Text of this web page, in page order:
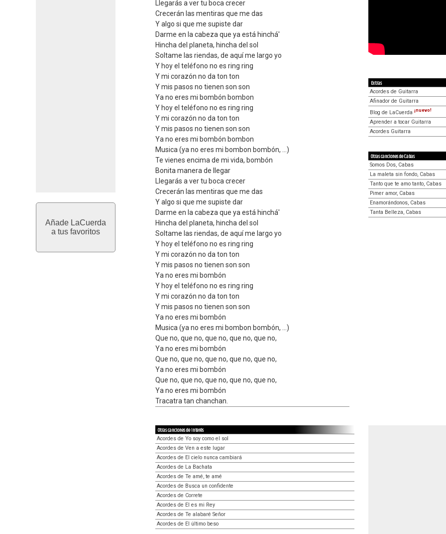
Añade LaCuerda
a tus favoritos
Llegarás a ver tu boca crecer
Crecerán las mentiras que me das
Y algo si que me supiste dar
Darme en la cabeza que ya está hinchá'
Hincha del planeta, hincha del sol
Soltame las riendas, de aquí me largo yo
Y hoy el teléfono no es ring ring
Y mi corazón no da ton ton
Y mis pasos no tienen son son
Ya no eres mi bombón bombon
Y hoy el teléfono no es ring ring
Y mi corazón no da ton ton
Y mis pasos no tienen son son
Ya no eres mi bombón bombon
Musica (ya no eres mi bombon bombón, ...)
Te vienes encima de mi vida, bombón
Bonita manera de llegar
Llegarás a ver tu boca crecer
Crecerán las mentiras que me das
Y algo si que me supiste dar
Darme en la cabeza que ya está hinchá'
Hincha del planeta, hincha del sol
Soltame las riendas, de aquí me largo yo
Y hoy el teléfono no es ring ring
Y mi corazón no da ton ton
Y mis pasos no tienen son son
Ya no eres mi bombón
Y hoy el teléfono no es ring ring
Y mi corazón no da ton ton
Y mis pasos no tienen son son
Ya no eres mi bombón
Musica (ya no eres mi bombon bombón, ...)
Que no, que no, que no, que no, que no,
Ya no eres mi bombón
Que no, que no, que no, que no, que no,
Ya no eres mi bombón
Que no, que no, que no, que no, que no,
Ya no eres mi bombón
Tracatra tan chanchan.
Extras
Acordes de Guitarra
Afinador de Guitarra
Blog de LaCuerda ¡nuevo!
Aprender a tocar Guitarra
Acordes Guitarra
Otras canciones de Cabas
Somos Dos, Cabas
La maleta sin fondo, Cabas
Tanto que te amo tanto, Cabas
Pimer amor, Cabas
Enamorándonos, Cabas
Tanta Belleza, Cabas
Otras canciones de interés
Acordes de Yo soy como el sol
Acordes de Ven a este lugar
Acordes de El cielo nunca cambiará
Acordes de La Bachata
Acordes de Te amé, te amé
Acordes de Busca un confidente
Acordes de Correte
Acordes de El es mi Rey
Acordes de Te alabaré Señor
Acordes de El último beso